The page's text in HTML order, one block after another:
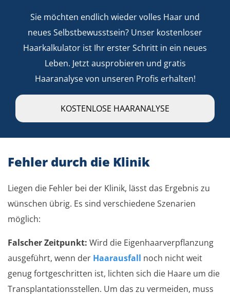
Sie möchten endlich wieder volles Haar und
neues Selbstbewusstsein? Unser kostenloser
Haarkalkulator ist Ihr erster Schritt in ein neues
Leben. Jetzt ausprobieren und gratis
Haaranalyse von unseren Profis erhalten!
KOSTENLOSE HAARANALYSE
Fehler durch die Klinik
Liegen die Fehler bei der Klinik, lässt das Ergebnis zu
wünschen übrig. Es sind verschiedene Szenarien
möglich:
Falscher Zeitpunkt: Wird die Eigenhaarverpflanzung
ausgeführt, wenn der Haarausfall noch nicht weit
genug fortgeschritten ist, lichten sich die Haare um die
Transplantationsstellen. Um das zu vermeiden, muss